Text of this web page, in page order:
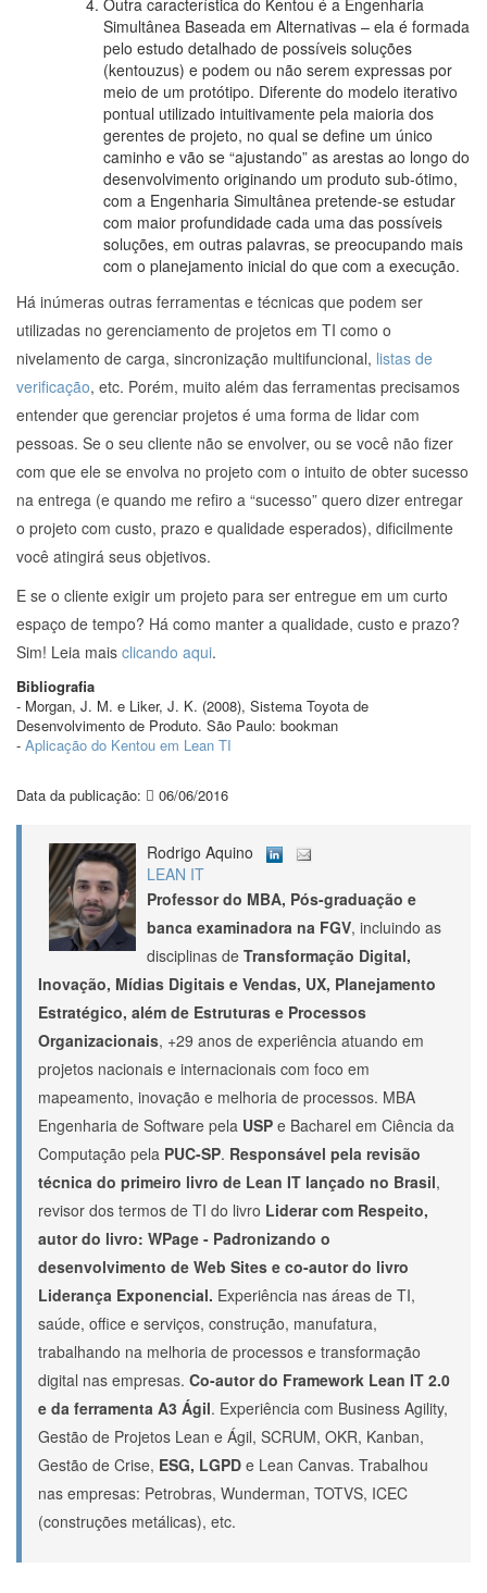
Outra característica do Kentou é a Engenharia
Simultânea Baseada em Alternativas – ela é formada
pelo estudo detalhado de possíveis soluções
(kentouzus) e podem ou não serem expressas por
meio de um protótipo. Diferente do modelo iterativo
pontual utilizado intuitivamente pela maioria dos
gerentes de projeto, no qual se define um único
caminho e vão se “ajustando” as arestas ao longo do
desenvolvimento originando um produto sub-ótimo,
com a Engenharia Simultânea pretende-se estudar
com maior profundidade cada uma das possíveis
soluções, em outras palavras, se preocupando mais
com o planejamento inicial do que com a execução.
Há inúmeras outras ferramentas e técnicas que podem ser
utilizadas no gerenciamento de projetos em TI como o
nivelamento de carga, sincronização multifuncional, listas de
verificação, etc. Porém, muito além das ferramentas precisamos
entender que gerenciar projetos é uma forma de lidar com
pessoas. Se o seu cliente não se envolver, ou se você não fizer
com que ele se envolva no projeto com o intuito de obter sucesso
na entrega (e quando me refiro a “sucesso” quero dizer entregar
o projeto com custo, prazo e qualidade esperados), dificilmente
você atingirá seus objetivos.
E se o cliente exigir um projeto para ser entregue em um curto
espaço de tempo? Há como manter a qualidade, custo e prazo?
Sim! Leia mais clicando aqui.
Bibliografia
- Morgan, J. M. e Liker, J. K. (2008), Sistema Toyota de
Desenvolvimento de Produto. São Paulo: bookman
- Aplicação do Kentou em Lean TI
Data da publicação: 06/06/2016
Rodrigo Aquino
LEAN IT
Professor do MBA, Pós-graduação e
banca examinadora na FGV, incluindo as
disciplinas de Transformação Digital,
Inovação, Mídias Digitais e Vendas, UX, Planejamento
Estratégico, além de Estruturas e Processos
Organizacionais, +29 anos de experiência atuando em
projetos nacionais e internacionais com foco em
mapeamento, inovação e melhoria de processos. MBA
Engenharia de Software pela USP e Bacharel em Ciência da
Computação pela PUC-SP. Responsável pela revisão
técnica do primeiro livro de Lean IT lançado no Brasil,
revisor dos termos de TI do livro Liderar com Respeito,
autor do livro: WPage - Padronizando o
desenvolvimento de Web Sites e co-autordo livro
Liderança Exponencial. Experiência nas áreas de TI,
saúde, office e serviços, construção, manufatura,
trabalhando na melhoria de processos e transformação
digital nas empresas. Co-autordo Framework Lean IT 2.0
e da ferramenta A3 Ágil. Experiência com Business Agility,
Gestão de Projetos Lean e Ágil, SCRUM, OKR, Kanban,
Gestão de Crise, ESG, LGPD e Lean Canvas. Trabalhou
nas empresas: Petrobras, Wunderman, TOTVS, ICEC
(construções metálicas), etc.